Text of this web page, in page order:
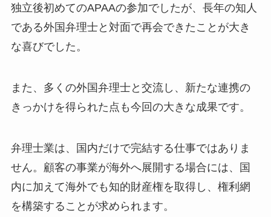
独立後初めてのAPAAの参加でしたが、長年の知人
である外国弁理士と対面で再会できたことが大き
な喜びでした。
また、多くの外国弁理士と交流し、新たな連携の
きっかけを得られた点も今回の大きな成果です。
弁理士業は、国内だけで完結する仕事ではありま
せん。顧客の事業が海外へ展開する場合には、国
内に加えて海外でも知的財産権を取得し、権利網
を構築することが求められます。